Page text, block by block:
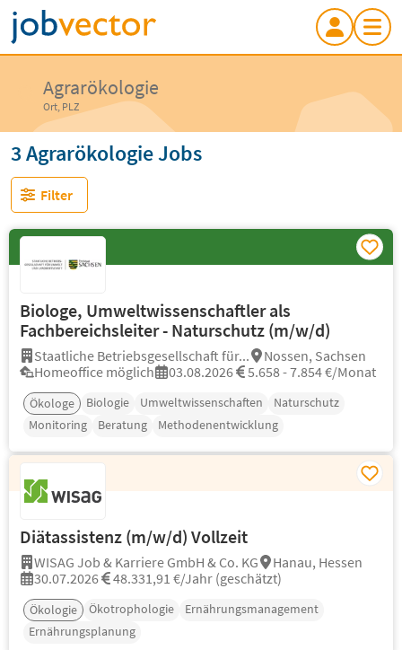
Agrarökologie
Ort, PLZ
3 Agrarökologie Jobs
Filter
Biologe, Umweltwissenschaftler als
Fachbereichsleiter - Naturschutz (m/w/d)
Staatliche Betriebsgesellschaft für...
Nossen, Sachsen
Homeoffice möglich
03.08.2026 5.658 - 7.854 €/Monat
Ökologe Biologie Umweltwissenschaften
Naturschutz
Monitoring
Beratung Methodenentwicklung
Diätassistenz (m/w/d) Vollzeit
WISAG Job & Karriere GmbH & Co. KG
Hanau, Hessen
30.07.2026
48.331,91 €/Jahr (geschätzt)
Ökologie Ökotrophologie
Ernährungsmanagement
Ernährungsplanung